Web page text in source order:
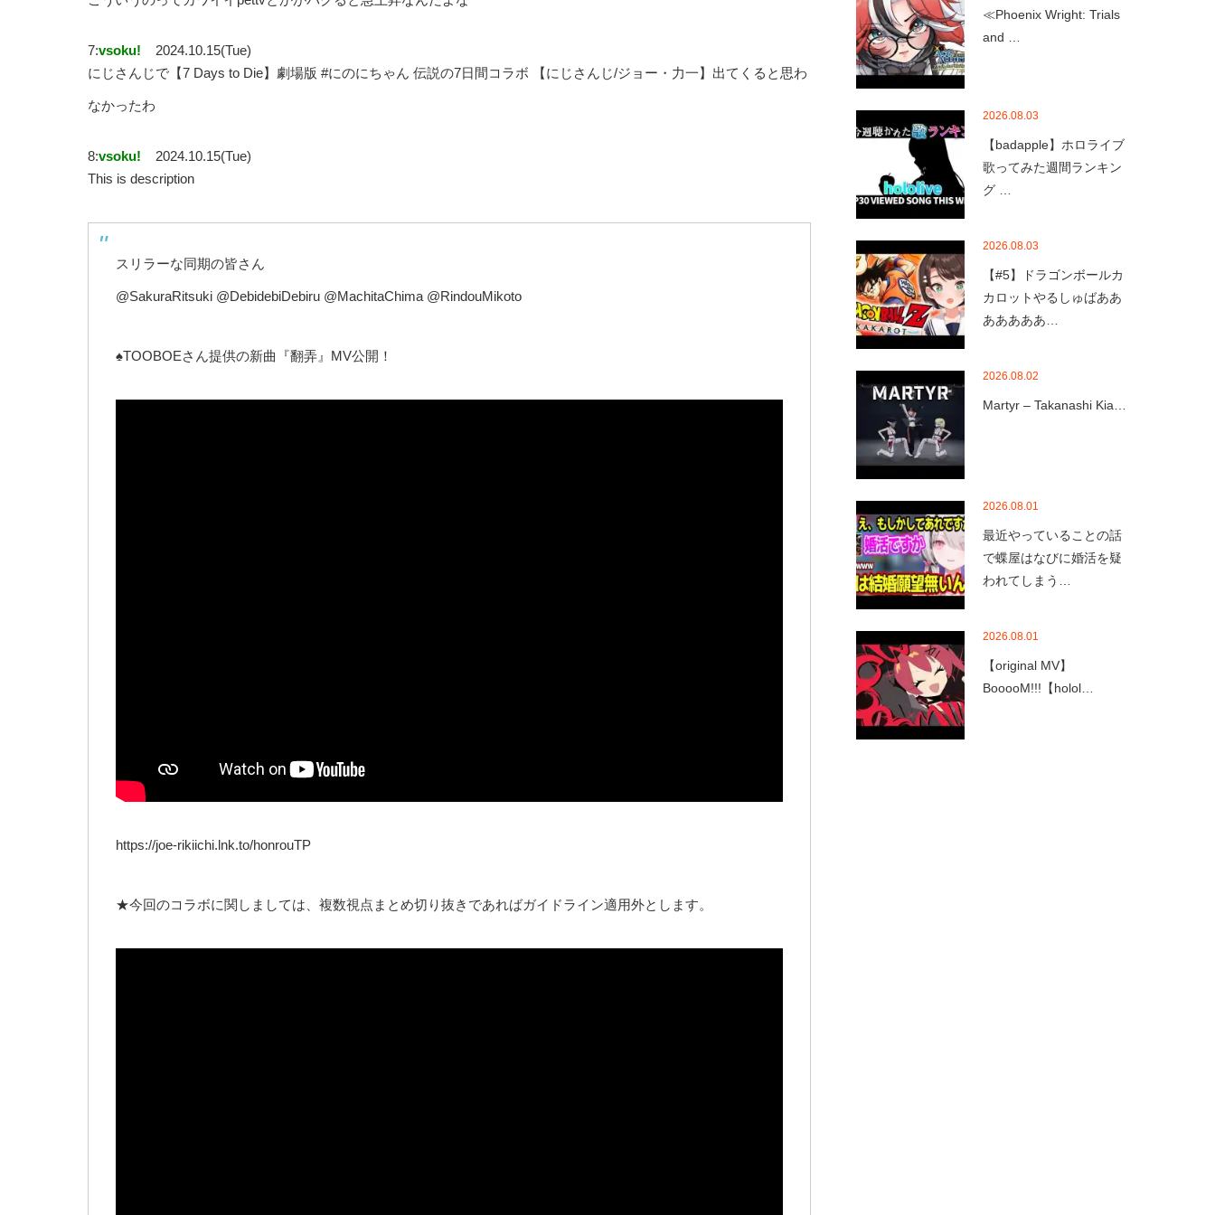
7:vsoku!
2024.10.15(Tue)
にじさんじで【7 Days to Die】劇場版 #にのにちゃん 伝説の7日間コラボ 【にじさんじ/ジョー・力一】出てくると思わ
なかったわ
8:vsoku!
2024.10.15(Tue)
This is description
スリラーな同期の皆さん
@SakuraRitsuki @DebidebiDebiru @MachitaChima @RindouMikoto
♠TOOBOEさん提供の新曲『翻弄』MV公開！
https://joe-rikiichi.lnk.to/honrouTP
★今回のコラボに関しましては、複数視点まとめ切り抜きであればガイドライン適用外とします。
≪Phoenix Wright: Trials
and …
2026.08.03
【badapple】ホロライブ
歌ってみた週間ランキン
グ …
2026.08.03
【#5】ドラゴンボールカ
カロットやるしゅばああ
あああああ…
2026.08.02
Martyr – Takanashi Kia…
2026.08.01
最近やっていることの話
で蝶屋はなびに婚活を疑
われてしまう…
2026.08.01
【original MV】
BooooM!!!【holol…